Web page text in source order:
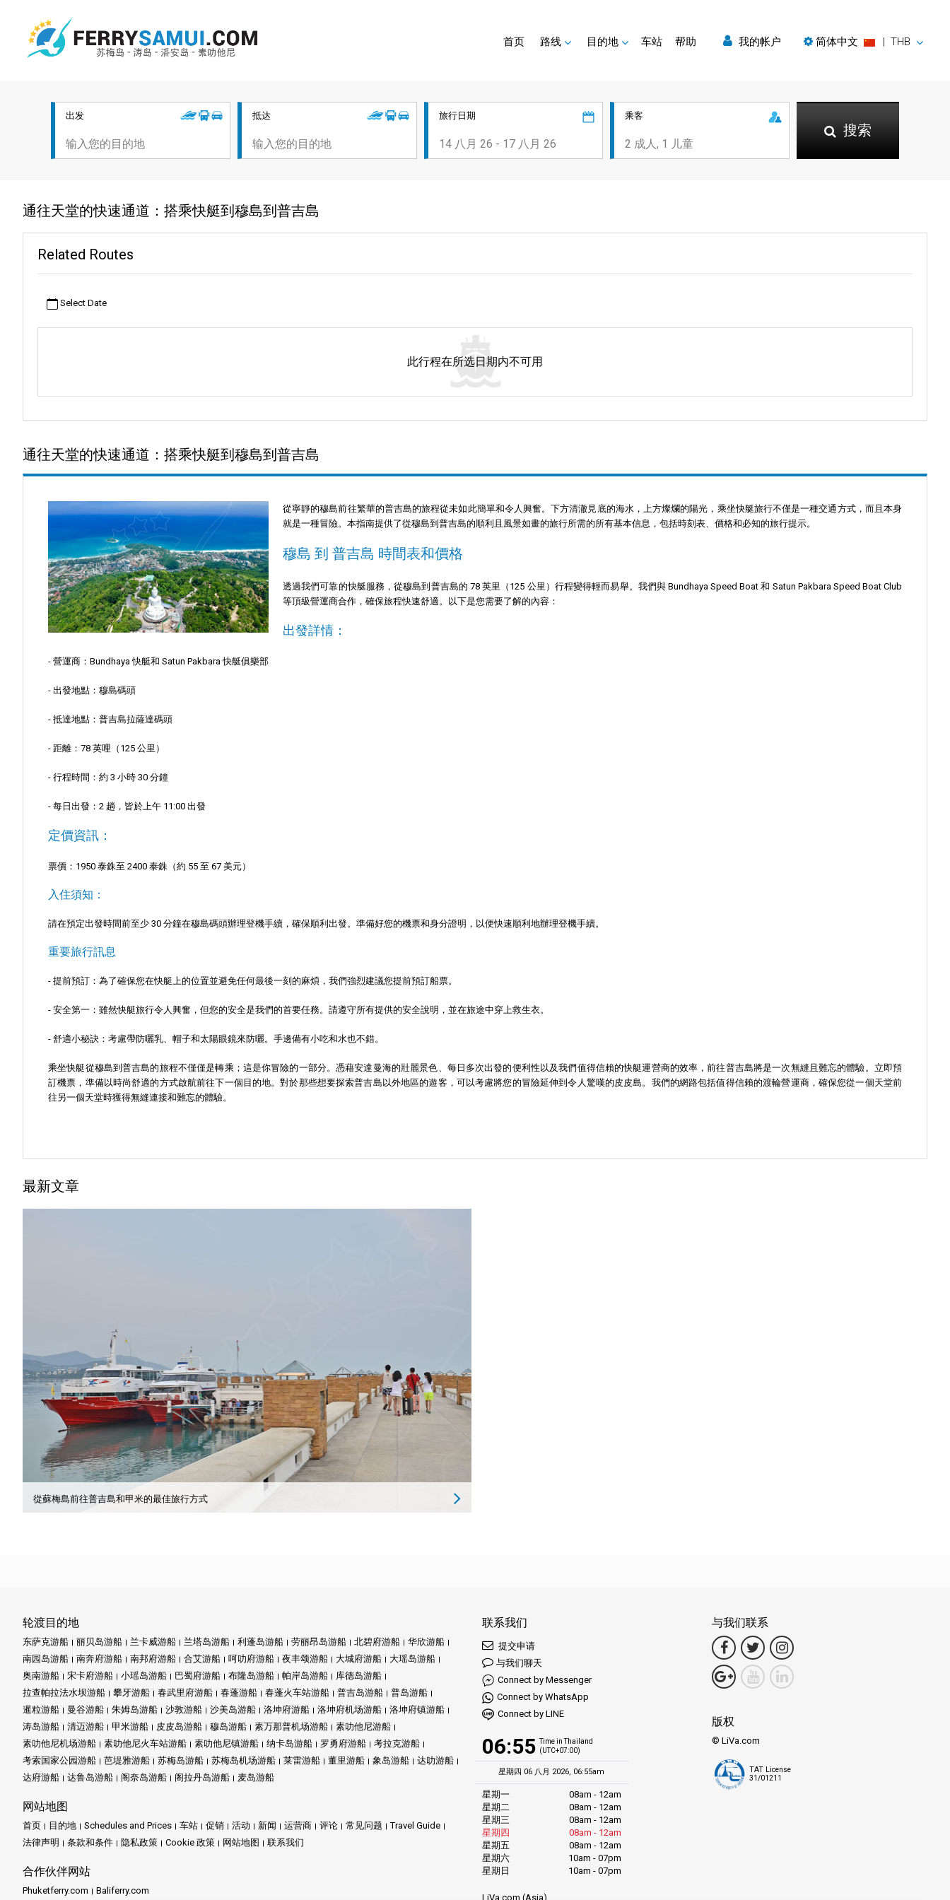
首页 路线 目的地 车站 帮助 我的帐户 简体中文 | THB
出发 抵达 旅行日期 乘客
搜索
通往天堂的快速通道：搭乘快艇到穆島到普吉島
Related Routes
Select Date
此行程在所选日期内不可用
通往天堂的快速通道：搭乘快艇到穆島到普吉島
從寧靜的穆島前往繁華的普吉島的旅程從未如此簡單和令人興奮。下方清澈見底的海水，上方燦爛的陽光，乘坐快艇旅行不僅是一種交通方式，而且本身
就是一種冒險。本指南提供了從穆島到普吉島的順利且風景如畫的旅行所需的所有基本信息，包括時刻表、價格和必知的旅行提示。
穆島 到 普吉島 時間表和價格
透過我們可靠的快艇服務，從穆島到普吉島的 78 英里（125 公里）行程變得輕而易舉。我們與 Bundhaya Speed Boat 和 Satun Pakbara Speed Boat Club
等頂級營運商合作，確保旅程快速舒適。以下是您需要了解的內容：
出發詳情：
- 營運商：Bundhaya 快艇和 Satun Pakbara 快艇俱樂部
- 出發地點：穆島碼頭
- 抵達地點：普吉島拉薩達碼頭
- 距離：78 英哩（125 公里）
- 行程時間：約 3 小時 30 分鐘
- 每日出發：2 趟，皆於上午 11:00 出發
定價資訊：
票價：1950 泰銖至 2400 泰銖（約 55 至 67 美元）
入住須知：
請在預定出發時間前至少 30 分鐘在穆島碼頭辦理登機手續，確保順利出發。準備好您的機票和身分證明，以便快速順利地辦理登機手續。
重要旅行訊息
- 提前預訂：為了確保您在快艇上的位置並避免任何最後一刻的麻煩，我們強烈建議您提前預訂船票。
- 安全第一：雖然快艇旅行令人興奮，但您的安全是我們的首要任務。請遵守所有提供的安全說明，並在旅途中穿上救生衣。
- 舒適小秘訣：考慮帶防曬乳、帽子和太陽眼鏡來防曬。手邊備有小吃和水也不錯。
乘坐快艇從穆島到普吉島的旅程不僅僅是轉乘；這是你冒險的一部分。憑藉安達曼海的壯麗景色、每日多次出發的便利性以及我們值得信賴的快艇運營商的效率，前往普吉島將是一次無縫且難忘的體驗。立即預
訂機票，準備以時尚舒適的方式啟航前往下一個目的地。對於那些想要探索普吉島以外地區的遊客，可以考慮將您的冒險延伸到令人驚嘆的皮皮島。我們的網路包括值得信賴的渡輪營運商，確保您從一個天堂前
往另一個天堂時獲得無縫連接和難忘的體驗。
最新文章
從蘇梅島前往普吉島和甲米的最佳旅行方式
轮渡目的地
东萨克游船 丽贝岛游船 兰卡威游船 兰塔岛游船 利蓬岛游船 劳丽昂岛游船 北碧府游船
华欣游船
南园岛游船
南奔府游船 南邦府游船 合艾游船 呵叻府游船 夜丰颂游船 大城府游船
大瑶岛游船
奥南游船
宋卡府游船 小瑶岛游船 巴蜀府游船 布隆岛游船 帕岸岛游船
库德岛游船
拉查帕拉法水坝游船
攀牙游船 春武里府游船 春蓬游船 春蓬火车站游船 普吉岛游船
普岛游船
暹粒游船
曼谷游船 朱姆岛游船 沙敦游船 沙美岛游船 洛坤府游船 洛坤府机场游船
洛坤府镇游船
涛岛游船
清迈游船 甲米游船 皮皮岛游船 穆岛游船 素万那普机场游船
素叻他尼游船
素叻他尼机场游船
素叻他尼火车站游船 素叻他尼镇游船 纳卡岛游船 罗勇府游船
考拉克游船
考索国家公园游船
芭堤雅游船 苏梅岛游船 苏梅岛机场游船 莱雷游船 董里游船 象岛游船
达叻游船
达府游船
达鲁岛游船 阁奈岛游船 阁拉丹岛游船 麦岛游船
网站地图
首页 目的地 Schedules and Prices 车站 促销 活动 新闻 运营商 评论 常见问题
Travel Guide
法律声明
条款和条件 隐私政策 Cookie 政策 网站地图 联系我们
合作伙伴网站
Phuketferry.com Baliferry.com
联系我们
提交申请
与我们聊天
Connect by Messenger
Connect by WhatsApp
Connect by LINE
06:55 Time in Thailand
(UTC+07:00)
星期四 06 八月 2026, 06:55am
星期一
08am - 12am
星期二
08am - 12am
星期三
08am - 12am
星期四
08am - 12am
星期五
08am - 12am
星期六
10am - 07pm
星期日
10am - 07pm
LiVa.com (Asia)
与我们联系
版权
© LiVa.com
TAT License
31/01211